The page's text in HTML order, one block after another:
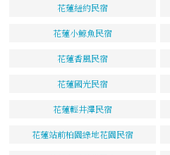
花蓮紐約民宿
花蓮小鯨魚民宿
花蓮香風民宿
花蓮國光民宿
花蓮輕井澤民宿
花蓮站前柏園綠地花園民宿